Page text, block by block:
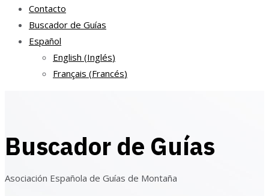
Contacto
Buscador de Guías
Español
English (Inglés)
Français (Francés)
Buscador de Guías
Asociación Española de Guías de Montaña